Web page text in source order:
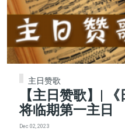
主日赞歌
【主日赞歌】|
将临期第一主日
Dec 02, 2023